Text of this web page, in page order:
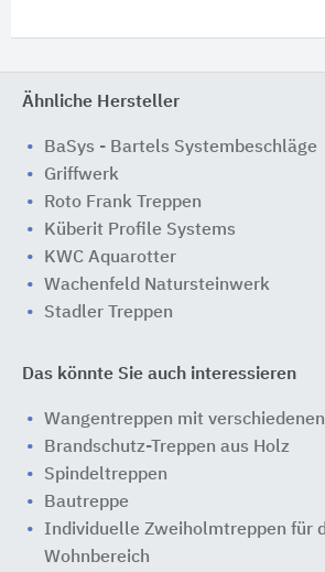
Ähnliche Hersteller
BaSys - Bartels Systembeschläge
Griffwerk
Roto Frank Treppen
Küberit Profile Systems
KWC Aquarotter
Wachenfeld Natursteinwerk
Stadler Treppen
Das könnte Sie auch interessieren
Wangentreppen mit
Brandschutz-Treppen aus Holz
Spindeltreppen
Bautreppe
Individuelle Zweiholmtreppen für
Wohnbereich